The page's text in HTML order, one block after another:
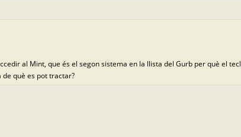
al Mint, que és el segon sistema en la llista del Gurb per què el
què es pot tractar?